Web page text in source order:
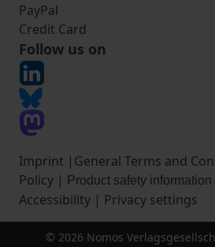
PayPal
Credit Card
Follow us on
Imprint | General Terms and
Policy | Product safety information
Accessibility | Privacy settings
© 2026 Nomos